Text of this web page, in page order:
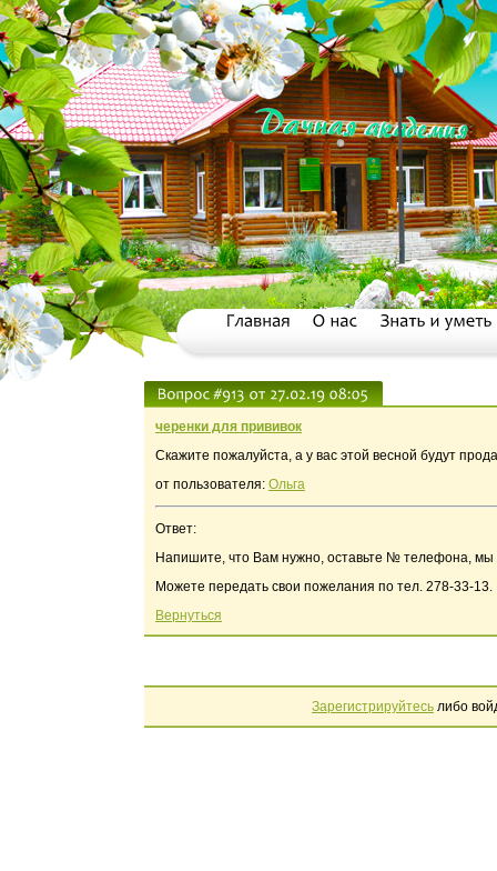
черенки для прививок
Скажите пожалуйста, а у вас этой весной будут
от пользователя: Ольга
Ответ:
Напишите, что Вам нужно, оставьте № телефона,
Можете передать свои пожелания по тел. 278-33-13.
Вернуться
Зарегистрируйтесь либо